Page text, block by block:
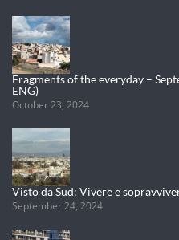
Fragments of the everyday –
ENG)
October 23, 2024
Visto da Sud: Vivere e
September 24, 2024